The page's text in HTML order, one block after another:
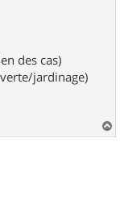
des cas)
jardinage)
a